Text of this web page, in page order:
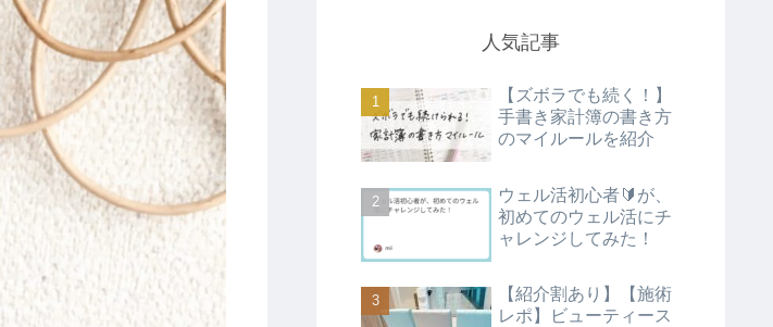
人気記事
【ズボラでも続く！】
手書き家計簿の書き方
のマイルールを紹介
ウェル活初心者🔰が、
初めてのウェル活にチ
ャレンジしてみた！
【紹介割あり】【施術
レポ】ビューティース